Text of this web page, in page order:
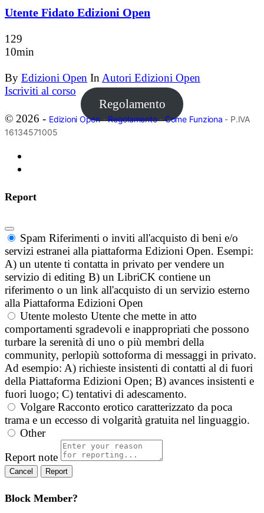
Utente Fidato Edizioni Open
129
10min
By Edizioni Open In Autori Edizioni Open
Iscriviti al corso
Regolamento
© 2026 - Edizioni Open-Regolamento-Come Funziona - P.IVA
16134571005
Report
Spam Riferimenti o inviti all'acquisto di beni e/o
servizi estranei alla piattaforma Edizioni Open. Esempi:
A) un utente ti contatta in privato per vendere un
servizio di editing B) un LibriCK contiene un
riferimento o un link all'acquisto di un servizio esterno
alla Piattaforma Edizioni Open
Utente molesto Utente che mette in atto
comportamenti sgradevoli e inappropriati che possono
turbare la serenità di uno o più membri della
community, perlopiù sottoforma di messaggi in privato.
Ad esempio: A) richieste insistenti di contatti al di fuori
della Piattaforma Edizioni Open; B) avances insistenti e
fuori luogo; C) tentativi di adescamento.
Volgare Racconto erotico caratterizzato da poca
trama e un eccesso di volgarità gratuita nel linguaggio.
Other
Report note
Report
Block Member?